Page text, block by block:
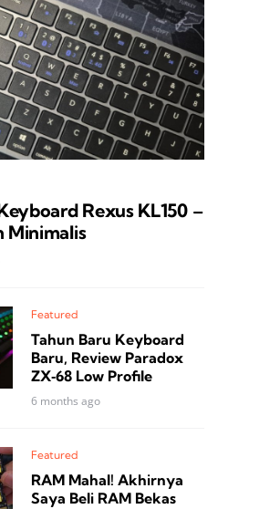
Rexus KL150 –
Minimalis
Featured
Tahun Baru Keyboard
Baru, Review Paradox
ZX‑68 Low Profile
6 months ago
Featured
RAM Mahal! Akhirnya
Saya Beli RAM Bekas